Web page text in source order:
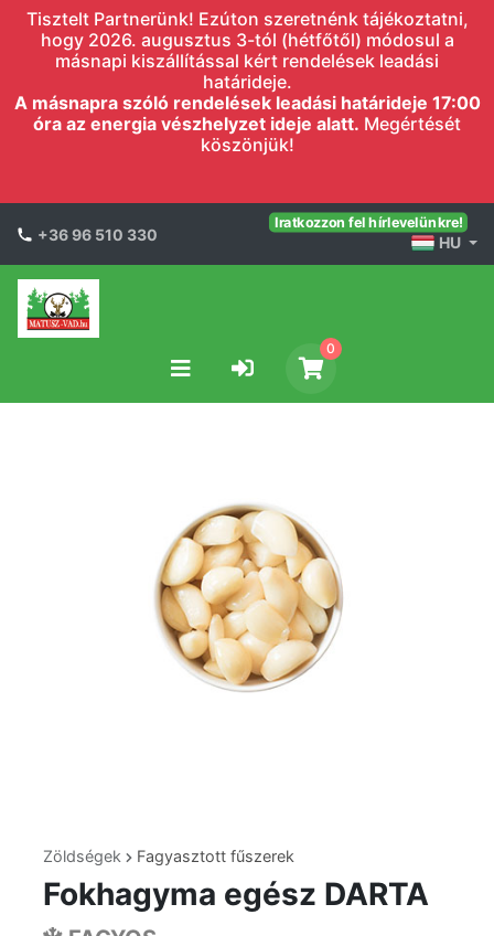
Tisztelt Partnerünk! Ezúton szeretnénk tájékoztatni,
hogy 2026. augusztus 3-tól (hétfőtől) módosul a
másnapi kiszállítással kért rendelések leadási
határideje.
A másnapra szóló rendelések leadási határideje 17:00
óra az energia vészhelyzet ideje alatt. Megértését
köszönjük!
+36 96 510 330
Iratkozzon fel hírlevelünkre!
HU
0
Zöldségek Fagyasztott fűszerek
Fokhagyma egész DARTA